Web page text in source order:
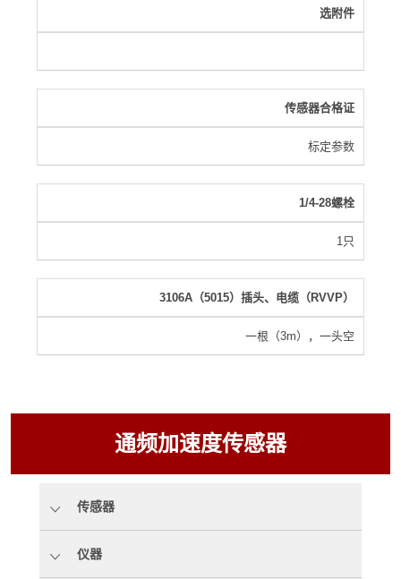
选附件
传感器合格证
标定参数
1/4-28螺栓
1只
3106A（5015）插头、电缆（RVVP）
一根（3m），一头空
通频加速度传感器
传感器
仪器